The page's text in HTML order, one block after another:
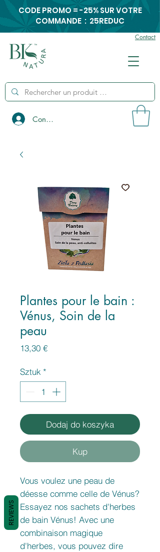
Contact
Connexion
CODE PROMO = -25% SUR VOTRE
COMMANDE : 25REDUC
Plantes pour le bain :
Vénus, Soin de la
peau
13,30 €Cena
Sztuk *
Dodaj do koszyka
Kup
Vous voulez une peau de
déesse comme celle de Vénus?
Essayez nos sachets d'herbes
de bain Vénus! Avec une
combinaison magique
d'herbes, vous pouvez dire
REVIEWS